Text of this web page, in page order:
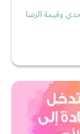
وقيمة الرضا